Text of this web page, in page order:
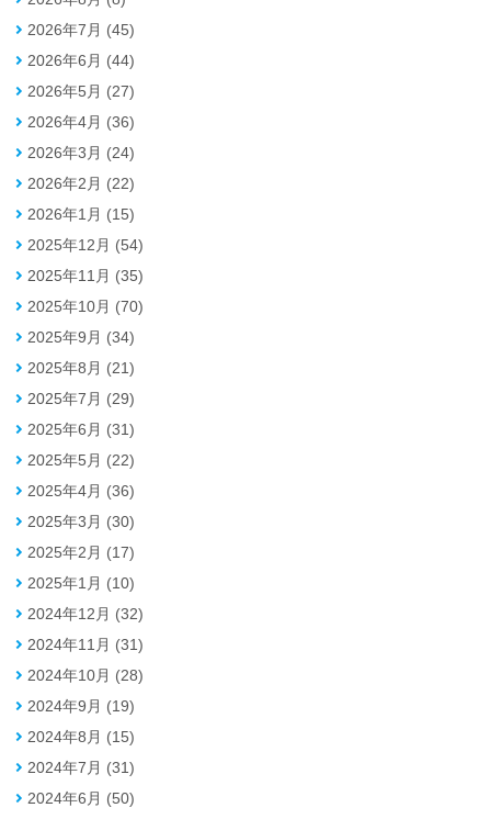
2026年7月 (45)
2026年6月 (44)
2026年5月 (27)
2026年4月 (36)
2026年3月 (24)
2026年2月 (22)
2026年1月 (15)
2025年12月 (54)
2025年11月 (35)
2025年10月 (70)
2025年9月 (34)
2025年8月 (21)
2025年7月 (29)
2025年6月 (31)
2025年5月 (22)
2025年4月 (36)
2025年3月 (30)
2025年2月 (17)
2025年1月 (10)
2024年12月 (32)
2024年11月 (31)
2024年10月 (28)
2024年9月 (19)
2024年8月 (15)
2024年7月 (31)
2024年6月 (50)